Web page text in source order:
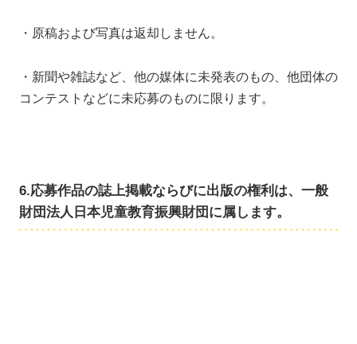
・原稿および写真は返却しません。
・新聞や雑誌など、他の媒体に未発表のもの、他団体の
コンテストなどに未応募のものに限ります。
6.応募作品の誌上掲載ならびに出版の権利は、一般
財団法人日本児童教育振興財団に属します。